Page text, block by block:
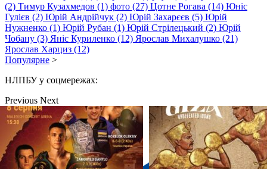
(2) Тимур Кузахмедов (1) фото (27) Цотне Рогава (14) Юнiс
Гулієв (2) Юрій Андрійчук (2) Юрій Захарєєв (5) Юрій
Нужненко (1) Юрій Рубан (1) Юрій Стрілецький (2) Юрій
Чобану (3) Янiс Куриленко (12) Ярослав Михалушко (21)
Ярослав Харциз (12)
Популярне >
НЛПБУ у соцмережах:
Previous Next